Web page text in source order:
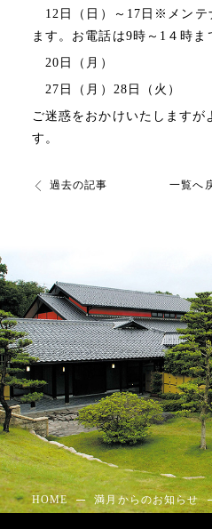
12日（日）～17日※メンテ
ます。お電話は9時～1４時ま
20日（月）
27日（月）28日（火）
ご迷惑をおかけいたしますが
す。
過去の記事 一覧へ
HOME 満月からのお知らせ